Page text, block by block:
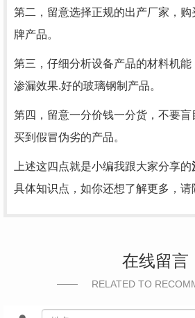
第二，留意选择正规的出产厂家，
牌产品。
第三，仔细分析设备产品的材料机
渗漏效果.好的玻璃钢制产品。
第四，留意一分价钱一分货，不要
买到假冒伪劣的产品。
上述这四点就是小编我跟大家分享的
具体知识点，如你还想了解更多，请
在线留言
RELATED TO